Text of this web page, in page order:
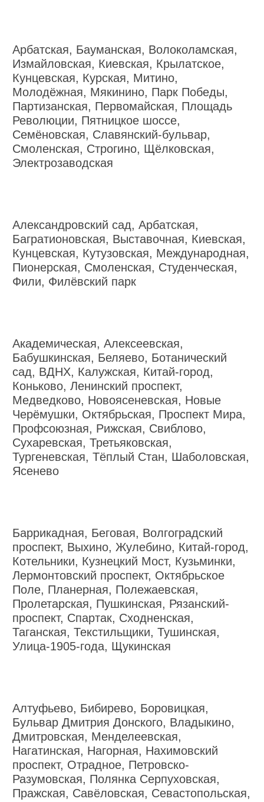
Арбатская, Бауманская, Волоколамская,
Измайловская, Киевская, Крылатское,
Кунцевская, Курская, Митино,
Молодёжная, Мякинино, Парк Победы,
Партизанская, Первомайская, Площадь
Революции, Пятницкое шоссе,
Семёновская, Славянский-бульвар,
Смоленская, Строгино, Щёлковская,
Электрозаводская
Александровский сад, Арбатская,
Багратионовская, Выставочная, Киевская,
Кунцевская, Кутузовская, Международная,
Пионерская, Смоленская, Студенческая,
Фили, Филёвский парк
Академическая, Алексеевская,
Бабушкинская, Беляево, Ботанический
сад, ВДНХ, Калужская, Китай-город,
Коньково, Ленинский проспект,
Медведково, Новоясеневская, Новые
Черёмушки, Октябрьская, Проспект Мира,
Профсоюзная, Рижская, Свиблово,
Сухаревская, Третьяковская,
Тургеневская, Тёплый Стан, Шаболовская,
Ясенево
Баррикадная, Беговая, Волгоградский
проспект, Выхино, Жулебино, Китай-город,
Котельники, Кузнецкий Мост, Кузьминки,
Лермонтовский проспект, Октябрьское
Поле, Планерная, Полежаевская,
Пролетарская, Пушкинская, Рязанский-
проспект, Спартак, Сходненская,
Таганская, Текстильщики, Тушинская,
Улица-1905-года, Щукинская
Алтуфьево, Бибирево, Боровицкая,
Бульвар Дмитрия Донского, Владыкино,
Дмитровская, Менделеевская,
Нагатинская, Нагорная, Нахимовский
проспект, Отрадное, Петровско-
Разумовская, Полянка Серпуховская,
Пражская, Савёловская, Севастопольская,